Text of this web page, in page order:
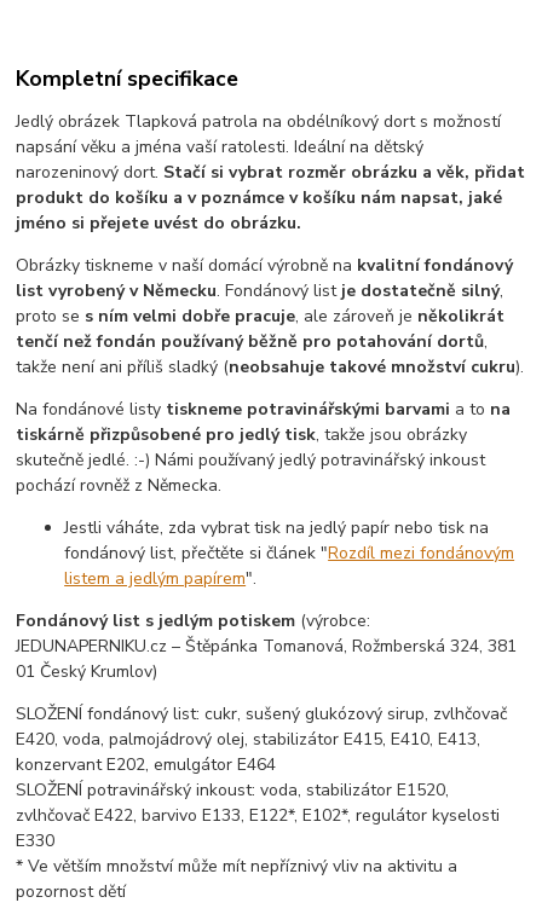
Kompletní specifikace
Jedlý obrázek Tlapková patrola na obdélníkový dort s možností
napsání věku a jména vaší ratolesti. Ideální na dětský
narozeninový dort. Stačí si vybrat rozměr obrázku a věk, přidat
produkt do košíku a v poznámce v košíku nám napsat, jaké
jméno si přejete uvést do obrázku.
Obrázky tiskneme v naší domácí výrobně na kvalitní fondánový
list vyrobený v Německu. Fondánový list je dostatečně silný,
proto se s ním velmi dobře pracuje, ale zároveň je několikrát
tenčí než fondán používaný běžně pro potahování dortů,
takže není ani příliš sladký (neobsahuje takové množství cukru).
Na fondánové listy tiskneme potravinářskými barvami a to na
tiskárně přizpůsobené pro jedlý tisk, takže jsou obrázky
skutečně jedlé. :-) Námi používaný jedlý potravinářský inkoust
pochází rovněž z Německa.
Jestli váháte, zda vybrat tisk na jedlý papír nebo tisk na
fondánový list, přečtěte si článek "Rozdíl mezi fondánovým
listem a jedlým papírem".
Fondánový list s jedlým potiskem (výrobce:
JEDUNAPERNIKU.cz – Štěpánka Tomanová, Rožmberská 324, 381
01 Český Krumlov)
SLOŽENÍ fondánový list: cukr, sušený glukózový sirup, zvlhčovač
E420, voda, palmojádrový olej, stabilizátor E415, E410, E413,
konzervant E202, emulgátor E464
SLOŽENÍ potravinářský inkoust: voda, stabilizátor E1520,
zvlhčovač E422, barvivo E133, E122*, E102*, regulátor kyselosti
E330
* Ve větším množství může mít nepříznivý vliv na aktivitu a
pozornost dětí